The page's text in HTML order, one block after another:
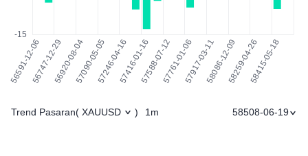
Trend Pasaran( XAUUSD ) 1m 58508-06-19